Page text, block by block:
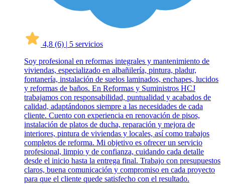
4,8 (6) | 5 servicios
Soy profesional en reformas integrales y mantenimiento de
viviendas, especializado en albañilería, pintura, pladur,
fontanería, instalación de suelos laminados, enchapes, lucidos
y reformas de baños. En Reformas y Suministros HCJ
trabajamos con responsabilidad, puntualidad y acabados de
calidad, adaptándonos siempre a las necesidades de cada
cliente. Cuento con experiencia en renovación de pisos,
instalación de platos de ducha, reparación y mejora de
interiores, pintura de viviendas y locales, así como trabajos
completos de reforma. Mi objetivo es ofrecer un servicio
profesional, limpio y de confianza, cuidando cada detalle
desde el inicio hasta la entrega final. Trabajo con presupuestos
claros, buena comunicación y compromiso en cada proyecto
para que el cliente quede satisfecho con el resultado.